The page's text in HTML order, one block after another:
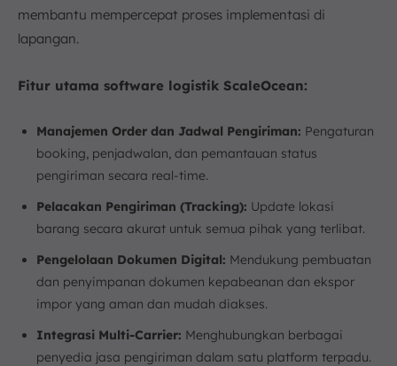
membantu mempercepat proses implementasi di
lapangan.
Fitur utama software logistik ScaleOcean:
Manajemen Order dan Jadwal Pengiriman: Pengaturan
booking, penjadwalan, dan pemantauan status
pengiriman secara real-time.
Pelacakan Pengiriman (Tracking): Update lokasi
barang secara akurat untuk semua pihak yang terlibat.
Pengelolaan Dokumen Digital: Mendukung pembuatan
dan penyimpanan dokumen kepabeanan dan ekspor
impor yang aman dan mudah diakses.
Integrasi Multi-Carrier: Menghubungkan berbagai
penyedia jasa pengiriman dalam satu platform terpadu.